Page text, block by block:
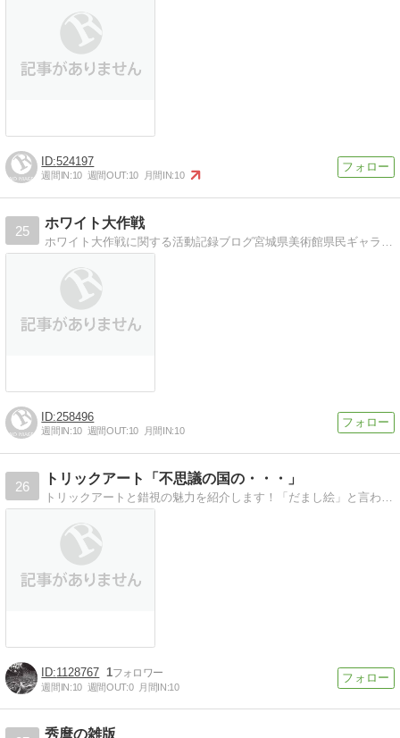
524197
週間IN:10 週間OUT:10 月間IN:10
25
ホワイト大作戦
258496
週間IN:10 週間OUT:10 月間IN:10
26
トリックアート「不思議の国の・・・」
1128767 1
週間IN:10 週間OUT:0 月間IN:10
秀麿の雑版